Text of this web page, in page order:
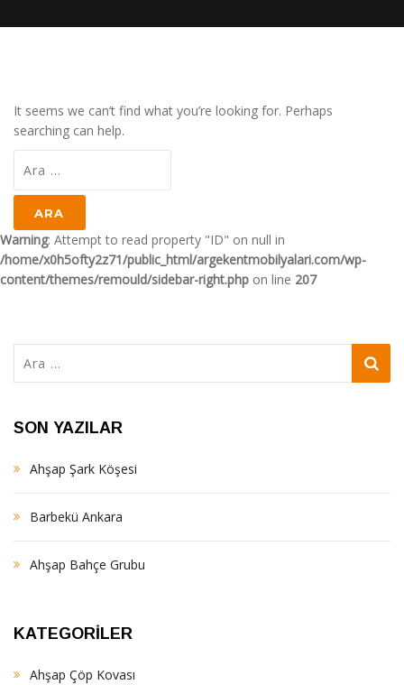
It seems we can’t find what you’re looking for. Perhaps
searching can help.
Warning: Attempt to read property "ID" on null in
/home/x0h5ofty2z71/public_html/argekentmobilyalari.com/wp-
content/themes/remould/sidebar-right.php on line 207
SON YAZILAR
Ahşap Şark Köşesi
Barbekü Ankara
Ahşap Bahçe Grubu
KATEGORILER
Ahşap Çöp Kovası